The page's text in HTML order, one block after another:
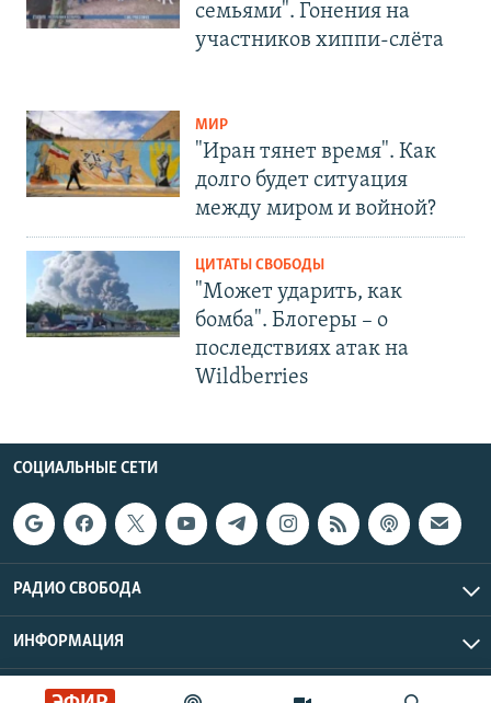
семьями". Гонения на
участников хиппи-слёта
МИР
"Иран тянет время". Как
долго будет ситуация
между миром и войной?
ЦИТАТЫ СВОБОДЫ
"Может ударить, как
бомба". Блогеры – о
последствиях атак на
Wildberries
СОЦИАЛЬНЫЕ СЕТИ
РАДИО СВОБОДА
ИНФОРМАЦИЯ
Радио Свобода © 2026 RFE/RL, Inc. | Все права защищены.